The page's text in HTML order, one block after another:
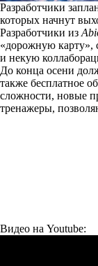
Разработчики
которых начнут
Разработчики из
«дорожную карту»,
и некую
До конца осени
также бесплатное
сложности, новые
тренажеры,
Видео на Youtube: